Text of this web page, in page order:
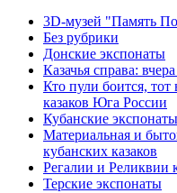
3D-музей "Память
Без рубрики
Донские экспонаты
Казачья справа:
Кто пули боится, тот
казаков Юга России
Кубанские экспонаты
Материальная и
кубанских казаков
Регалии и Реликвии
Терские экспонаты